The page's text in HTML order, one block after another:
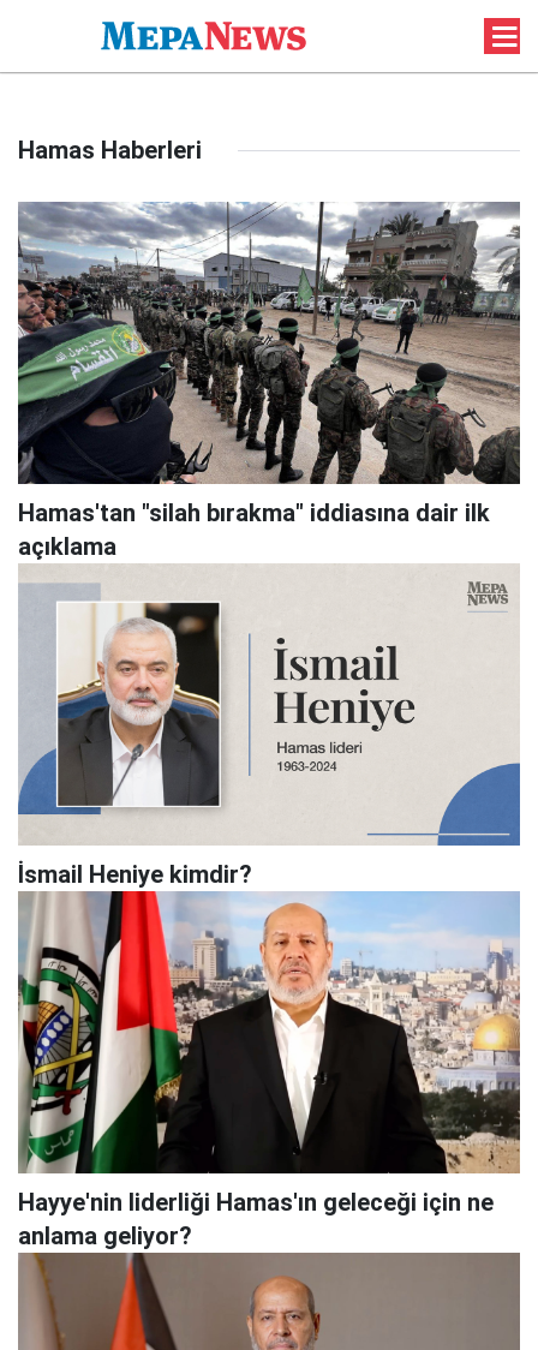
Hamas Haberleri
Hamas'tan "silah bırakma" iddiasına dair ilk
açıklama
İsmail Heniye kimdir?
Hayye'nin liderliği Hamas'ın geleceği için ne
anlama geliyor?